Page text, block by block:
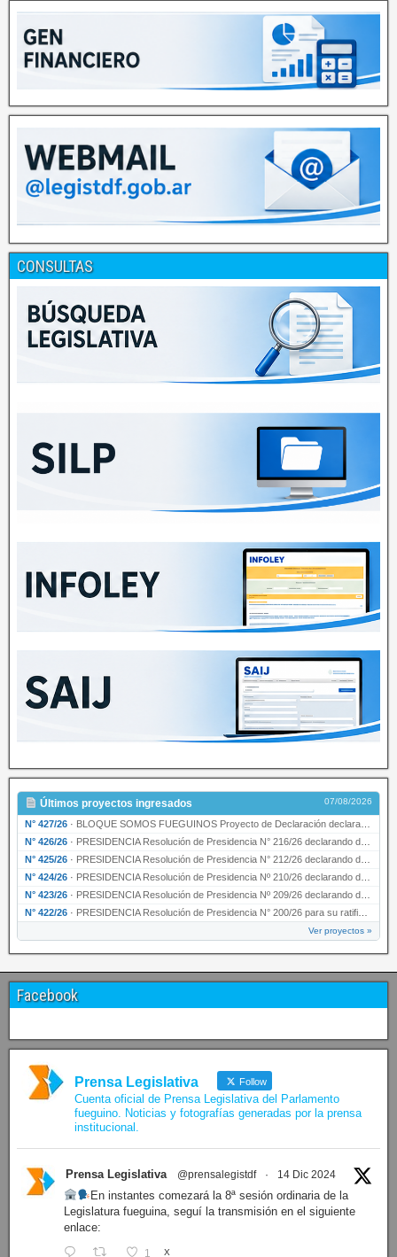
CONSULTAS
Últimos proyectos ingresados 07/08/2026
N° 427/26 · BLOQUE SOMOS FUEGUINOS Proyecto de Declaración declarando de interés provincial PRESIDENCI…
N° 426/26 · PRESIDENCIA Resolución de Presidencia N° 216/26 declarando de interés provincial la labor …
N° 425/26 · PRESIDENCIA Resolución de Presidencia N° 212/26 declarando de interés provincial el “50° A…
N° 424/26 · PRESIDENCIA Resolución de Presidencia Nº 210/26 declarando de interés provincial el proyec…
N° 423/26 · PRESIDENCIA Resolución de Presidencia Nº 209/26 declarando de interés provincial la presen…
N° 422/26 · PRESIDENCIA Resolución de Presidencia N° 200/26 para su ratificación.
Ver proyectos »
Facebook
Prensa Legislativa Follow
Cuenta oficial de Prensa Legislativa del Parlamento
fueguino. Noticias y fotografías generadas por la prensa
institucional.
Prensa Legislativa @prensalegistdf · 14 Dic 2024
En instantes comezará la 8ª sesión ordinaria de la
Legislatura fueguina, seguí la transmisión en el siguiente
enlace:
1 X